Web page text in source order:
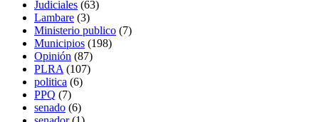
Judiciales (63)
Lambare (3)
Ministerio publico (7)
Municipios (198)
Opinión (87)
PLRA (107)
politica (6)
PPQ (7)
senado (6)